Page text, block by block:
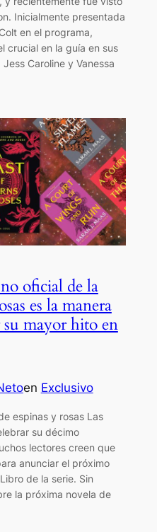
Inicialmente presentada
en el programa,
crucial en la guía en sus
Caroline y Vanessa
oficial de la
es la manera
su mayor hito en
en Exclusivo
espinas y rosas Las
su décimo
lectores creen que
anunciar el próximo
de la serie. Sin
la próxima novela de